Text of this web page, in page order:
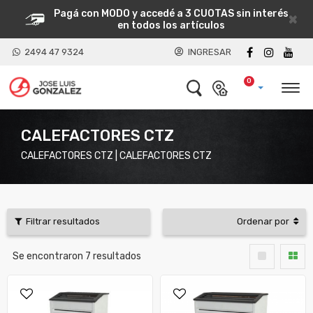
×
Pagá con MODO y accedé a 3 CUOTAS sin interés
en todos los artículos
2494 47 9324 INGRESAR
0
CALEFACTORES CTZ
CALEFACTORES CTZ | CALEFACTORES CTZ
Filtrar resultados Ordenar por
Se encontraron 7 resultados